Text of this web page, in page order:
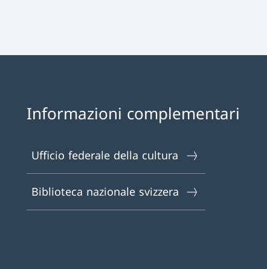
Informazioni complementari
Ufficio federale della cultura
Biblioteca nazionale svizzera